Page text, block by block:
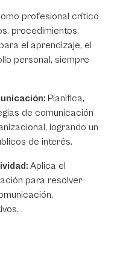
profesional crítico
procedimientos,
el aprendizaje, el
personal, siempre
Planifica,
de comunicación
logrando un
de interés.
Aplica el
para resolver
.